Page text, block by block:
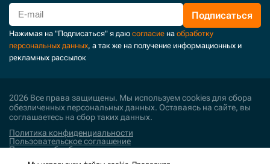
Подписаться
Нажимая на "Подписаться" я даю согласие на обработку
персональных данных, а так же на получение информационных и
рекламных рассылок
2026 Все права защищены. Мы используем cookies для сбора
обезличенных персональных данных. Оставаясь на сайте, вы
соглашаетесь на сбор таких данных.
Политика конфиденциальности
Пользовательское соглашение
Политика обработки персональных данных